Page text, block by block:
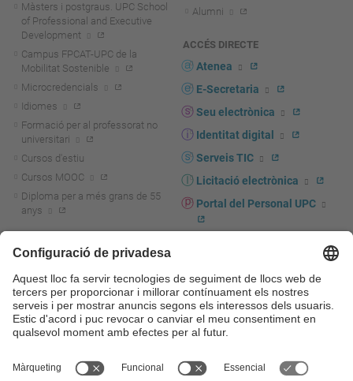
Màsters i postgraus. UPC School
of Professional and Executive
Development
Campus FPCAT-UPC de la
Mobilitat Sostenible
Microcredencials
Idiomes
Formació per al professorat no
universitari
Cursos d'estiu
Cursos MOOC
Diploma per a més grans de 55
anys
Actualitat R+D+I
La recerca a la UPC
La transferència, l'emprenedoria i
la innovació a la UPC
Foment i suport a la recerca
transferència, l'emprenedoria i la
Alumni
ACCÉS DIRECTE
Atenea
E-Secretaria
Seu electrònica
Identitat digital
Serveis TIC
Licitació electrònica
Portal del Personal UPC
UPCshop, marxandatge
Sala de premsa
Seguretat i salut
Autoprotecció i emergències